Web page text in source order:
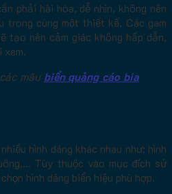
phải hài hòa, dễ nhìn, không nên
trong cùng một thiết kế. Các gam
tạo nên cảm giác không hấp dẫn,
xem.
mãu biển quảng cáo bia
hình dáng khác nhau như: hình
Tùy thuộc vào mục đích sử
hình dáng biển hiệu phù hợp.